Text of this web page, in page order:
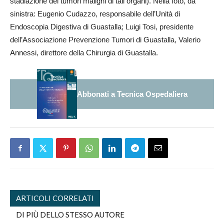
sinistra: Eugenio Cudazzo, responsabile dell’Unità di
Endoscopia Digestiva di Guastalla; Luigi Tosi, presidente
dell’Associazione Prevenzione Tumori di Guastalla, Valerio
Annessi, direttore della Chirurgia di Guastalla.
Abbonati a Tecnica Ospedaliera
ARTICOLI CORRELATI
DI PIÙ DELLO STESSO AUTORE